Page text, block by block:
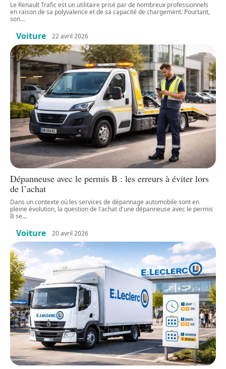
Le Renault Trafic est un utilitaire prisé par de nombreux professionnels
en raison de sa polyvalence et de sa capacité de chargement. Pourtant,
son…
Voiture 22 avril 2026
Dépanneuse avec le permis B : les erreurs à éviter lors
de l’achat
Dans un contexte où les services de dépannage automobile sont en
pleine évolution, la question de l'achat d'une dépanneuse avec le permis
B se…
Voiture 20 avril 2026